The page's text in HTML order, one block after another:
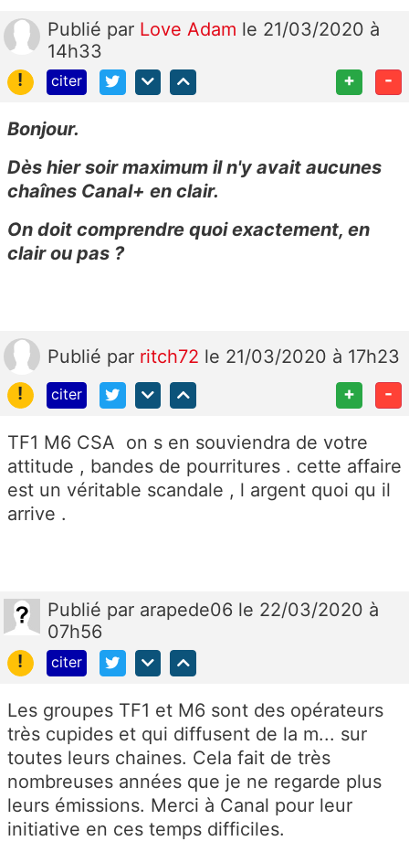
Publié par Love Adam le 21/03/2020 à
14h33
!
citer + -
Bonjour.
Dès hier soir maximum il n'y avait aucunes
chaînes Canal+ en clair.
On doit comprendre quoi exactement, en
clair ou pas ?
Publié par ritch72 le 21/03/2020 à 17h23
!
citer + -
TF1 M6 CSA on s en souviendra de votre
attitude , bandes de pourritures . cette affaire
est un véritable scandale , l argent quoi qu il
arrive .
Publié par arapede06 le 22/03/2020 à
07h56
!
citer
Les groupes TF1 et M6 sont des opérateurs
très cupides et qui diffusent de la m... sur
toutes leurs chaines. Cela fait de très
nombreuses années que je ne regarde plus
leurs émissions. Merci à Canal pour leur
initiative en ces temps difficiles.